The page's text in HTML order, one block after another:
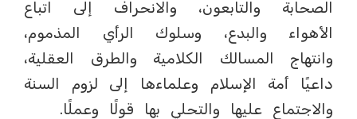
الصحابة والتابعون، والانحراف إلى اتباع
الأهواء والبدع، وسلوك الرأي المذموم،
وانتهاج المسالك الكلامية والطرق العقلية،
داعيًا أمة الإسلام وعلماءها إلى لزوم السنة
والاجتماع عليها والتحلي بها قولًا وعملًا.